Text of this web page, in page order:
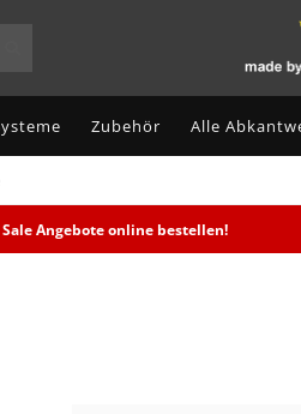
Zubehör Alle
Angebote online bestellen!